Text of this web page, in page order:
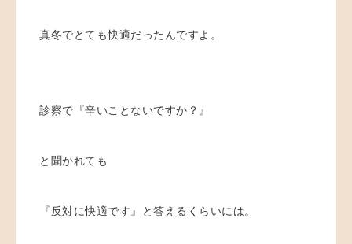
真冬でとても快適だったんですよ。
診察で『辛いことないですか？』
と聞かれても
『反対に快適です』と答えるくらいには。